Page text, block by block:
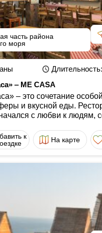
часть района
моря
Длительность
‒ ME CASA
‒ это сочетание особой
и вкусной еды.
с любви к людям,
к
На карте